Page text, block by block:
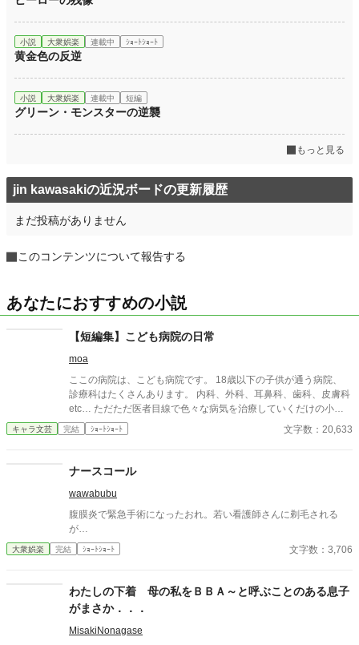
小説 大衆娯楽 連載中 ｼｮｰﾄｼｮｰﾄ
黄金色の反逆
小説 大衆娯楽 連載中 短編
グリーン・モンスターの逆襲
もっと見る
jin kawasakiの近況ボードの更新履歴
まだ投稿がありません
このコンテンツについて報告する
あなたにおすすめの小説
【短編集】こども病院の日常
moa
ここの病院は、こども病院です。 18歳以下の子供が通う病院、
診療科はたくさんあります。 内科、外科、耳鼻科、歯科、皮膚科
etc… ただただ医者目線で色々な病気を治療していくだけの小説
です。 恋愛要素などは一切ありません。 密着病院24時！的な感
じです。 人物像などは表記していない為、読者様のご想像にお任
ください。 歯科以外の医療知識はそこまで詳しくないのですみま
キャラ文芸 完結 ｼｮｰﾄｼｮｰﾄ 文字数：20,633
ナースコール
wawabubu
腹膜炎で緊急手術になったおれ。若い看護師さんに剃毛される
が…
大衆娯楽 完結 ｼｮｰﾄｼｮｰﾄ 文字数：3,706
わたしの下着 母の私をＢＢＡ～と呼ぶことのある息子
がまさか．．．
MisakiNonagase